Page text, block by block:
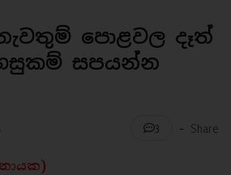
පොළවල දෑත්
සපයන්න
3 - Share